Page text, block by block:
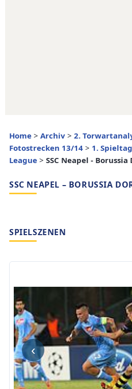
Home > Archiv > 2.
Fotostrecken 13/14 > 1.
League > SSC Neapel -
SSC NEAPEL – BORUSSIA
SPIELSZENEN
‹